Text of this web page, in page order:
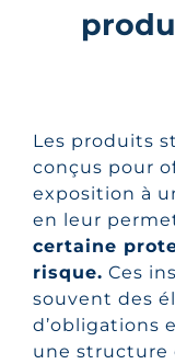
Les produits
conçus pour
exposition à
en leur
certaine
risque. Ces
souvent des
d’obligations
une structure